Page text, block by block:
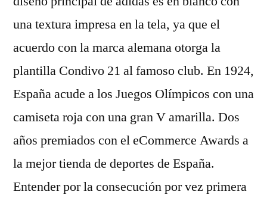
una textura impresa en la tela, ya que el
acuerdo con la marca alemana otorga la
plantilla Condivo 21 al famoso club. En 1924,
España acude a los Juegos Olímpicos con una
camiseta roja con una gran V amarilla. Dos
años premiados con el eCommerce Awards a
la mejor tienda de deportes de España.
Entender por la consecución por vez primera